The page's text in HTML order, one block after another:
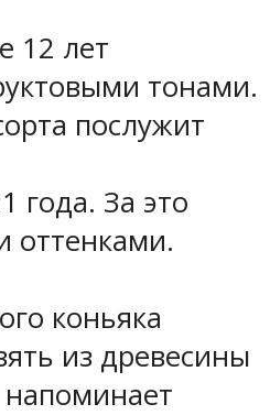
12 лет
тонами.
послужит
года. За это
оттенками.
коньяка
из древесины
напоминает